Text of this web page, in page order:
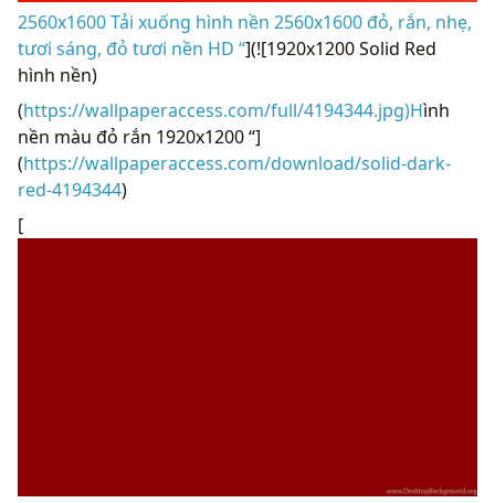
2560x1600 Tải xuống hình nền 2560x1600 đỏ, rắn, nhẹ,
tươi sáng, đỏ tươi nền HD “](![1920x1200 Solid Red
hình nền)
(https://wallpaperaccess.com/full/4194344.jpg)Hình
nền màu đỏ rắn 1920x1200 “]
(https://wallpaperaccess.com/download/solid-dark-
red-4194344)
[